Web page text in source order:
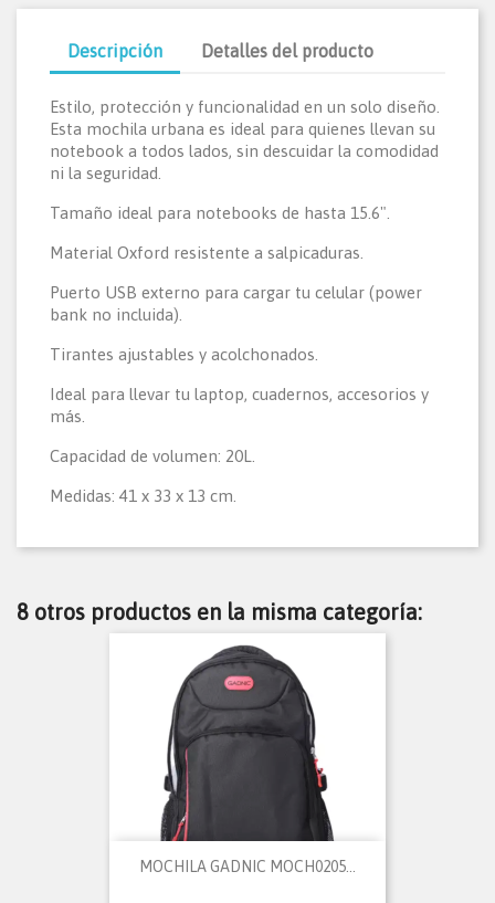
Descripción Detalles del producto
Estilo, protección y funcionalidad en un solo diseño.
Esta mochila urbana es ideal para quienes llevan su
notebook a todos lados, sin descuidar la comodidad
ni la seguridad.
Tamaño ideal para notebooks de hasta 15.6".
Material Oxford resistente a salpicaduras.
Puerto USB externo para cargar tu celular (power
bank no incluida).
Tirantes ajustables y acolchonados.
Ideal para llevar tu laptop, cuadernos, accesorios y
más.
Capacidad de volumen: 20L.
Medidas: 41 x 33 x 13 cm.
8 otros productos en la misma categoría:
MOCHILA GADNIC MOCH0205...